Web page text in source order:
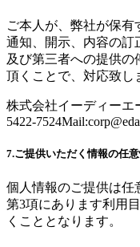
ご本人が、弊社が保
通知、開示、内容の訂
及び第三者への提供
頂くことで、対応致し
株式会社イーディー
5422-7524Mail:
7.ご提供いただく情報の任
個人情報のご提供は任
第3項にあります利用
くこととなります。